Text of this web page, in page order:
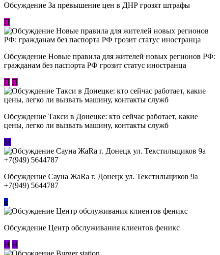
Обсуждение За превышение цен в ДНР грозят штрафы
П
Обсуждение Новые правила для жителей новых регионов РФ:
гражданам без паспорта РФ грозит статус иностранца
П П
Обсуждение ​Такси в Донецке: кто сейчас работает, какие
цены, легко ли вызвать машину, контакты служб
М
Обсуждение Сауна ЖаRa г. Донецк ул. Текстильщиков 9а
+7(949) 5644787
к
Обсуждение Центр обслуживания клиентов феникс
Н Н